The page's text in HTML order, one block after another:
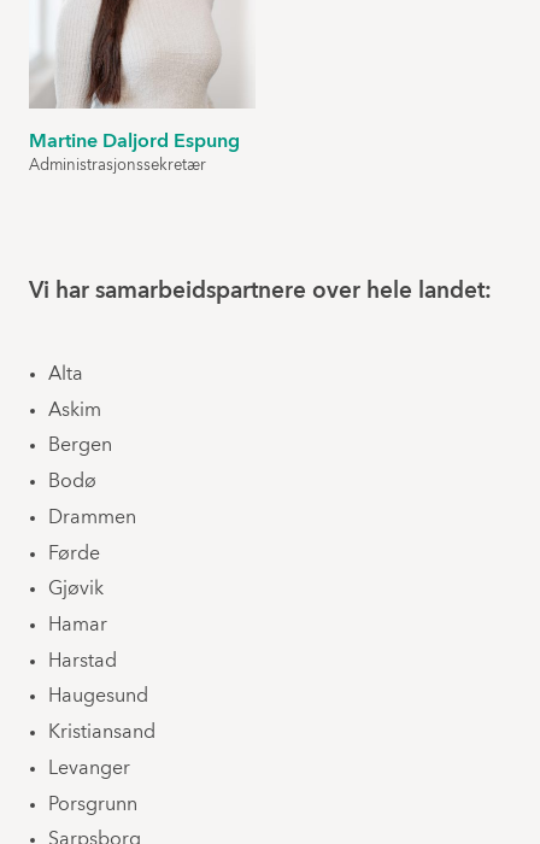
Martine Daljord Espung
Administrasjonssekretær
Vi har samarbeidspartnere over hele landet:
Alta
Askim
Bergen
Bodø
Drammen
Førde
Gjøvik
Hamar
Harstad
Haugesund
Kristiansand
Levanger
Porsgrunn